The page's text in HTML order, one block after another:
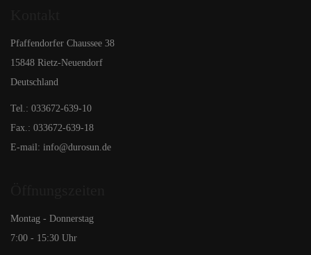
Pfaffendorfer Chaussee 38
15848 Rietz-Neuendorf
Deutschland
Tel.: 033672-639-10
Fax.: 033672-639-18
E-mail: info@durosun.de
Montag - Donnerstag
7:00 - 15:30 Uhr